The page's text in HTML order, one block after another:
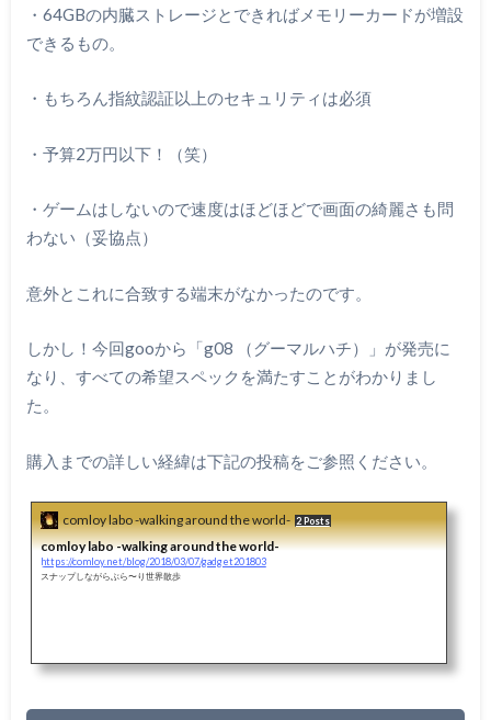
・64GBの内臓ストレージとできればメモリーカードが増設
できるもの。
・もちろん指紋認証以上のセキュリティは必須
・予算2万円以下！（笑）
・ゲームはしないので速度はほどほどで画面の綺麗さも問
わない（妥協点）
意外とこれに合致する端末がなかったのです。
しかし！今回gooから「g08 （グーマルハチ）」が発売に
なり、すべての希望スペックを満たすことがわかりまし
た。
購入までの詳しい経緯は下記の投稿をご参照ください。
comloy labo -walking around the world- 2 Posts
comloy labo -walking around the world-
https://comloy.net/blog/2018/03/07/gadget201803
スナップしながらぶら〜り世界散歩